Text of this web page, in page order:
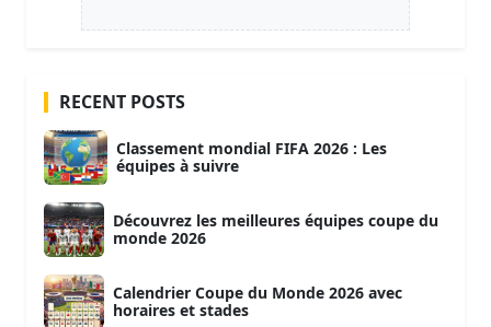
RECENT POSTS
Classement mondial FIFA 2026 : Les
équipes à suivre
Découvrez les meilleures équipes coupe du
monde 2026
Calendrier Coupe du Monde 2026 avec
horaires et stades